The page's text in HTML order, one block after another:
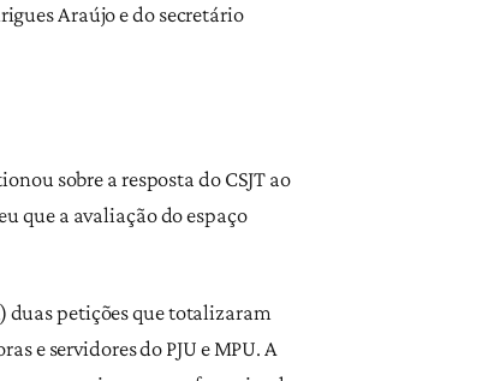
Araújo e do secretário
sobre a resposta do CSJT ao
que a avaliação do espaço
duas petições que totalizaram
e servidores do PJU e MPU. A